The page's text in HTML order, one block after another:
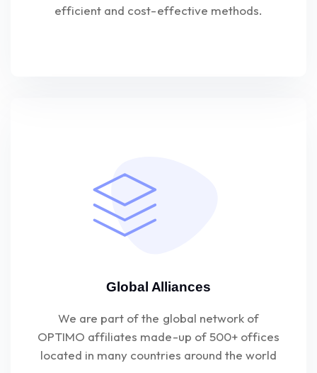
efficient and cost-effective methods.
Global Alliances
We are part of the global network of
OPTIMO affiliates made-up of 500+ offices
located in many countries around the world